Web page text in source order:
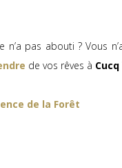
n’a pas abouti ? Vous
de vos rêves à Cucq
de la Forêt